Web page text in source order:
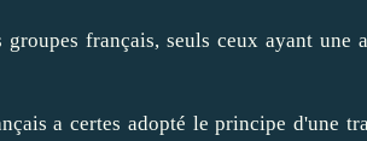
groupes français, seuls ceux ayant
a certes adopté le principe d'une